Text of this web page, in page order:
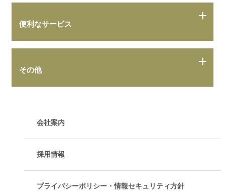
便利なサービス
その他
会社案内
採用情報
プライバシーポリシー・情報セキュリティ方針